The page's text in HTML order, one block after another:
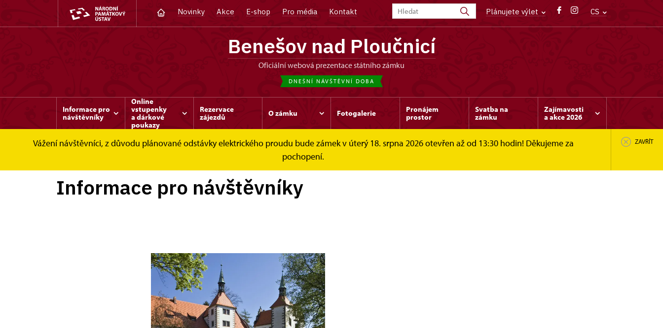
Novinky Akce E-shop Pro média Kontakt Plánujete výlet CS
Benešov nad Ploučnicí
oficiální webová prezentace státního zámku
DNEŠNÍ NÁVŠTĚVNÍ DOBA
Informace pro
návštěvníky
Online
vstupenky
a dárkové
poukazy
Rezervace
zájezdů
O zámku Fotogalerie
Pronájem
prostor
Svatba na
zámku
Zajímavosti
a akce 2026
Vážení návštěvníci, z důvodu plánované odstávky elektrického proudu bude zámek v úterý 18. srpna 2026 otevřen až od 13:30 hodin! Děkujeme za
pochopení.
ZAVŘÍT
Benešov nad Ploučnicí Informace pro návštěvníky
Informace pro návštěvníky